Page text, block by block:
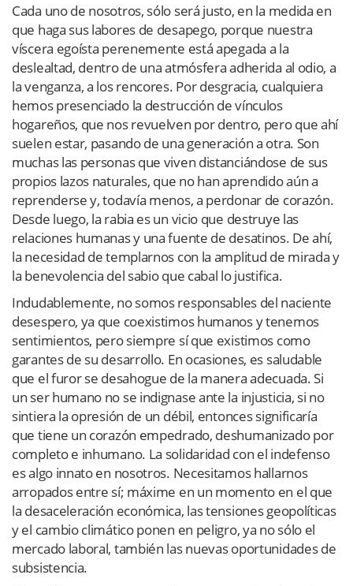
Cada uno de nosotros, sólo será justo, en la medida en
que haga sus labores de desapego, porque nuestra
víscera egoísta perenemente está apegada a la
deslealtad, dentro de una atmósfera adherida al odio, a
la venganza, a los rencores. Por desgracia, cualquiera
hemos presenciado la destrucción de vínculos
hogareños, que nos revuelven por dentro, pero que ahí
suelen estar, pasando de una generación a otra. Son
muchas las personas que viven distanciándose de sus
propios lazos naturales, que no han aprendido aún a
reprenderse y, todavía menos, a perdonar de corazón.
Desde luego, la rabia es un vicio que destruye las
relaciones humanas y una fuente de desatinos. De ahí,
la necesidad de templarnos con la amplitud de mirada y
la benevolencia del sabio que cabal lo justifica.
Indudablemente, no somos responsables del naciente
desespero, ya que coexistimos humanos y tenemos
sentimientos, pero siempre sí que existimos como
garantes de su desarrollo. En ocasiones, es saludable
que el furor se desahogue de la manera adecuada. Si
un ser humano no se indignase ante la injusticia, si no
sintiera la opresión de un débil, entonces significaría
que tiene un corazón empedrado, deshumanizado por
completo e inhumano. La solidaridad con el indefenso
es algo innato en nosotros. Necesitamos hallarnos
arropados entre sí; máxime en un momento en el que
la desaceleración económica, las tensiones geopolíticas
y el cambio climático ponen en peligro, ya no sólo el
mercado laboral, también las nuevas oportunidades de
subsistencia.